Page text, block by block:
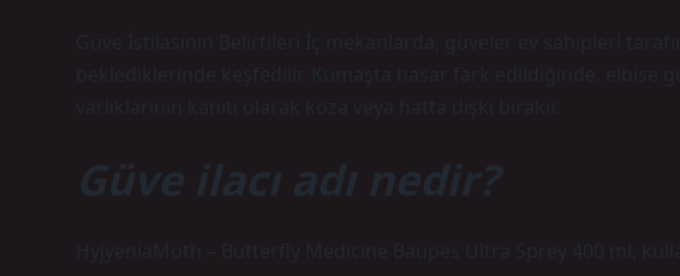
Güve İstilasının Belirtileri İç mekanlarda, güveler ev sahipleri
beklediklerinde keşfedilir. Kumaşta hasar fark edildiğinde, elbise
varlıklarının kanıtı olarak koza veya hatta dışkı bırakır.
Güve ilacı adı nedir?
HyjyeniaMoth – Butterfly Medicine Baupes Ultra Sprey 400 ml,